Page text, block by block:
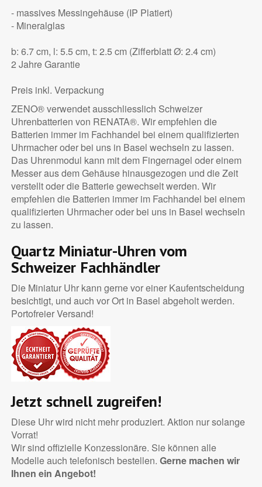
- massives Messingehäuse (IP Platiert)
- Mineralglas
b: 6.7 cm, l: 5.5 cm, t: 2.5 cm (Zifferblatt Ø: 2.4 cm)
2 Jahre Garantie
Preis inkl. Verpackung
ZENO® verwendet ausschliesslich Schweizer
Uhrenbatterien von RENATA®. Wir empfehlen die
Batterien immer im Fachhandel bei einem qualifizierten
Uhrmacher oder bei uns in Basel wechseln zu lassen.
Das Uhrenmodul kann mit dem Fingernagel oder einem
Messer aus dem Gehäuse hinausgezogen und die Zeit
verstellt oder die Batterie gewechselt werden. Wir
empfehlen die Batterien immer im Fachhandel bei einem
qualifizierten Uhrmacher oder bei uns in Basel wechseln
zu lassen.
Quartz Miniatur-Uhren vom
Schweizer Fachhändler
Die Miniatur Uhr kann gerne vor einer Kaufentscheidung
besichtigt, und auch vor Ort in Basel abgeholt werden.
Portofreier Versand!
Jetzt schnell zugreifen!
Diese Uhr wird nicht mehr produziert. Aktion nur solange
Vorrat!
Wir sind offizielle Konzessionäre. Sie können alle
Modelle auch telefonisch bestellen. Gerne machen wir
Ihnen ein Angebot!